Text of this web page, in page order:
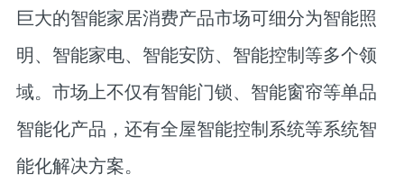
巨大的智能家居消费产品市场可细分为智能照
明、智能家电、智能安防、智能控制等多个领
域。市场上不仅有智能门锁、智能窗帘等单品
智能化产品，还有全屋智能控制系统等系统智
能化解决方案。